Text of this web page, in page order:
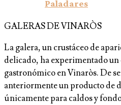
Paladares
GALERAS DE VINARÒS
La galera, un crustáceo de
delicado, ha experimentado
gastronómico en Vinaròs. De
anteriormente un producto de
únicamente para caldos y